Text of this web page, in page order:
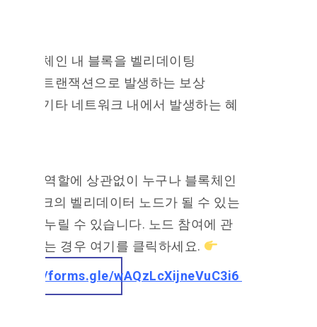
– 체인 내 블록을 벨리데이팅
– 트랜잭션으로 발생하는 보상
– 기타 네트워크 내에서 발생하는 혜
목표나 역할에 상관없이 누구나 블록체인
네트워크의 벨리데이터 노드가 될 수 있는
기회를 누릴 수 있습니다. 노드 참여에 관
심이 있는 경우 여기를 클릭하세요.
https://forms.gle/wAQzLcXijneVuC3i6